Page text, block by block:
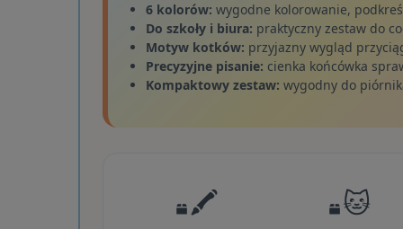
6 kolorów: wygodne kolorowanie,
Do szkoły i biura: praktyczny zestaw do
Motyw kotków: przyjazny wygląd
Precyzyjne pisanie: cienka końcówka
Kompaktowy zestaw: wygodny do
🖍️ 🐱